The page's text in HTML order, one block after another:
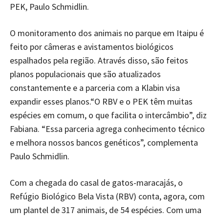
PEK, Paulo Schmidlin.
O monitoramento dos animais no parque em Itaipu é
feito por câmeras e avistamentos biológicos
espalhados pela região. Através disso, são feitos
planos populacionais que são atualizados
constantemente e a parceria com a Klabin visa
expandir esses planos.“O RBV e o PEK têm muitas
espécies em comum, o que facilita o intercâmbio”, diz
Fabiana. “Essa parceria agrega conhecimento técnico
e melhora nossos bancos genéticos”, complementa
Paulo Schmidlin.
Com a chegada do casal de gatos-maracajás, o
Refúgio Biológico Bela Vista (RBV) conta, agora, com
um plantel de 317 animais, de 54 espécies. Com uma